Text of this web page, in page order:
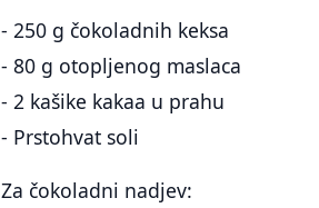
- 250 g čokoladnih keksa
- 80 g otopljenog maslaca
- 2 kašike kakaa u prahu
- Prstohvat soli
Za čokoladni nadjev: